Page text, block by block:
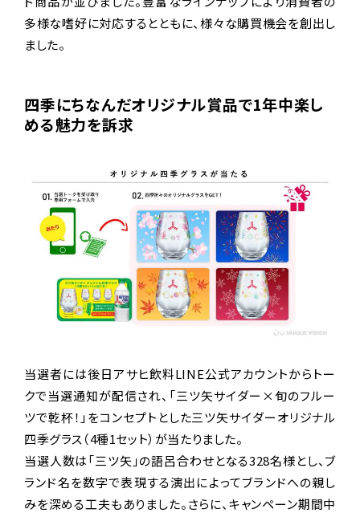
多様な嗜好に対応するとともに、様々な購買機会を創出し
ました。
四季にちなんだオリジナル賞品で1年中楽し
める魅力を訴求
当選者には後日アサヒ飲料LINE公式アカウントからトー
クで当選通知が配信され、「三ツ矢サイダー×旬のフルー
ツで乾杯！」をコンセプトとした三ツ矢サイダーオリジナル
四季グラス（4種1セット）が当たりました。
当選人数は「三ツ矢」の語呂合わせとなる328名様とし、ブ
ランド名を数字で表現する演出によってブランドへの親し
みを深める工夫もありました。さらに、キャンペーン期間中